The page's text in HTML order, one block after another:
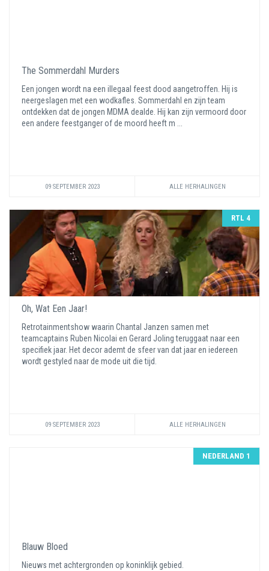
The Sommerdahl Murders
Een jongen wordt na een illegaal feest dood aangetroffen. Hij is
neergeslagen met een wodkafles. Sommerdahl en zijn team
ontdekken dat de jongen MDMA dealde. Hij kan zijn vermoord door
een andere feestganger of de moord heeft m ...
09 SEPTEMBER 2023 ALLE HERHALINGEN
RTL 4
Oh, Wat Een Jaar!
Retrotainmentshow waarin Chantal Janzen samen met
teamcaptains Ruben Nicolai en Gerard Joling teruggaat naar een
specifiek jaar. Het decor ademt de sfeer van dat jaar en iedereen
wordt gestyled naar de mode uit die tijd.
09 SEPTEMBER 2023 ALLE HERHALINGEN
NEDERLAND 1
Blauw Bloed
Nieuws met achtergronden op koninklijk gebied.